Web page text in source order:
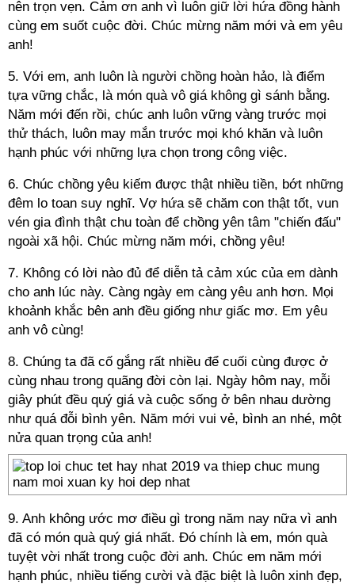
nên trọn vẹn. Cảm ơn anh vì luôn giữ lời hứa đồng hành
cùng em suốt cuộc đời. Chúc mừng năm mới và em yêu
anh!
5. Với em, anh luôn là người chồng hoàn hảo, là điểm
tựa vững chắc, là món quà vô giá không gì sánh bằng.
Năm mới đến rồi, chúc anh luôn vững vàng trước mọi
thử thách, luôn may mắn trước mọi khó khăn và luôn
hạnh phúc với những lựa chọn trong công việc.
6. Chúc chồng yêu kiếm được thật nhiều tiền, bớt những
đêm lo toan suy nghĩ. Vợ hứa sẽ chăm con thật tốt, vun
vén gia đình thật chu toàn để chồng yên tâm "chiến đấu"
ngoài xã hội. Chúc mừng năm mới, chồng yêu!
7. Không có lời nào đủ để diễn tả cảm xúc của em dành
cho anh lúc này. Càng ngày em càng yêu anh hơn. Mọi
khoảnh khắc bên anh đều giống như giấc mơ. Em yêu
anh vô cùng!
8. Chúng ta đã cố gắng rất nhiều để cuối cùng được ở
cùng nhau trong quãng đời còn lại. Ngày hôm nay, mỗi
giây phút đều quý giá và cuộc sống ở bên nhau dường
như quá đỗi bình yên. Năm mới vui vẻ, bình an nhé, một
nửa quan trọng của anh!
9. Anh không ước mơ điều gì trong năm nay nữa vì anh
đã có món quà quý giá nhất. Đó chính là em, món quà
tuyệt vời nhất trong cuộc đời anh. Chúc em năm mới
hạnh phúc, nhiều tiếng cười và đặc biệt là luôn xinh đẹp,